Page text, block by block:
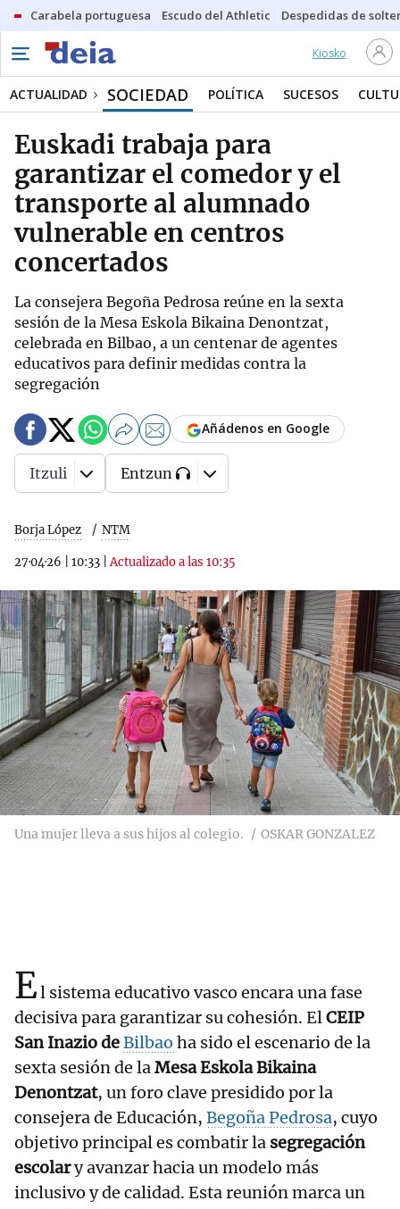
Carabela portuguesa Escudo del Athletic Despedidas de
Kiosko
ACTUALIDAD SOCIEDAD POLÍTICA SUCESOS
Euskadi trabaja para
garantizar el comedor y el
transporte al alumnado
vulnerable en centros
concertados
La consejera Begoña Pedrosa reúne en la sexta
sesión de la Mesa Eskola Bikaina Denontzat,
celebrada en Bilbao, a un centenar de agentes
educativos para definir medidas contra la
segregación
Borja López NTM
27·04·26 10:33 |Actualizado a las 10:35
Añádenos en Google
Itzuli Entzun
Una mujer lleva a sus hijos al colegio. OSKAR GONZALEZ
El sistema educativo vasco encara una fase
decisiva para garantizar su cohesión. ElCEIP
San Inazio deBilbao ha sido el escenario de la
sexta sesión de laMesa Eskola Bikaina
Denontzat, un foro clave presidido por la
consejera de Educación, Begoña Pedrosa, cuyo
objetivo principal es combatir la segregación
escolary avanzar hacia un modelo más
inclusivo y de calidad. Esta reunión marca un